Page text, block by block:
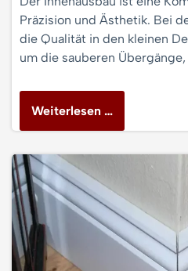
Präzision und Ästhetik. Bei
die Qualität in den kleinen
um die sauberen
Weiterlesen …